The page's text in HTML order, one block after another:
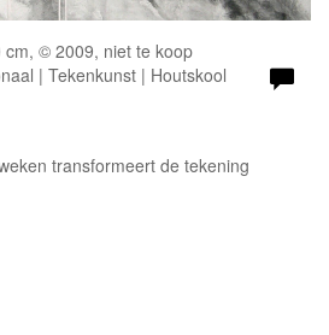
cm, © 2009, niet te koop
| Tekenkunst | Houtskool
transformeert de tekening